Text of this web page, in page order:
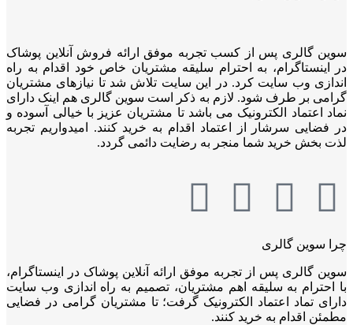
سوین گالری پس از کسب تجربه موفق ارائه فروش آنلاین پوشاک
در اینستاگرام، به احترام سلیقه مشتریان خاص خود اقدام به راه
اندازی وب سایت کرد. در این سایت تلاش شد تا نیازهای مشتریان
گرامی بر طرف شود. لازم به ذکر است سوین گالری هم اینک دارای
نماد اعتماد الکترونیک می باشد تا مشتریان عزیز با خیالی آسوده و
در فضایی سرشار از اعتماد اقدام به خرید کنند. امیدواریم تجربه
لذت بخش خرید شما منجر به رضایت دائمی گردد.
چرا سوین گالری
سوین گالری پس از تجربه موفق ارائه آنلاین پوشاک در اینستاگرام،
با احترام به سلیقه اهم مشتریان، تصمیم به راه اندازی وب سایت
دارای تماد اعتماد الکترونیک گرفت؛ تا مشتریان گرامی در فضایی
مطمئن اقدام به خرید کنند.